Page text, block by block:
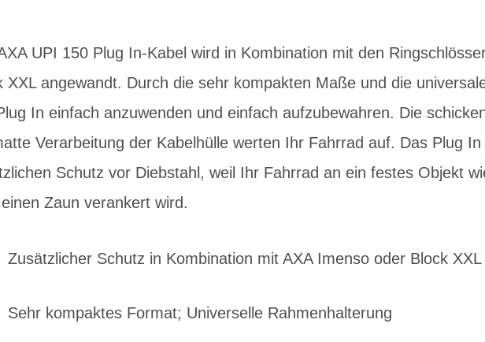
UPI 150 Plug In-Kabel wird in Kombination mit den
XXL angewandt. Durch die sehr kompakten Maße und die
In einfach anzuwenden und einfach aufzubewahren. Die
Verarbeitung der Kabelhülle werten Ihr Fahrrad auf. Das Plug
Schutz vor Diebstahl, weil Ihr Fahrrad an ein festes Objekt
Zaun verankert wird.
Zusätzlicher Schutz in Kombination mit AXA Imenso oder Block XXL
Sehr kompaktes Format; Universelle Rahmenhalterung